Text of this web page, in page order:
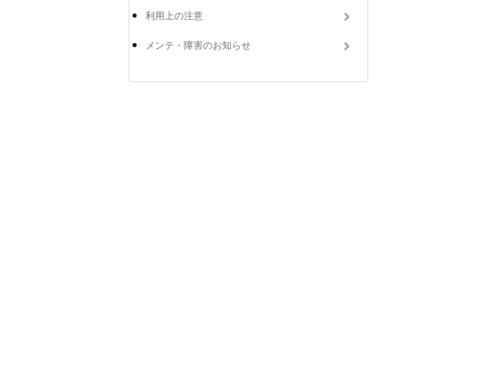
利用上の注意
メンテ・障害のお知らせ